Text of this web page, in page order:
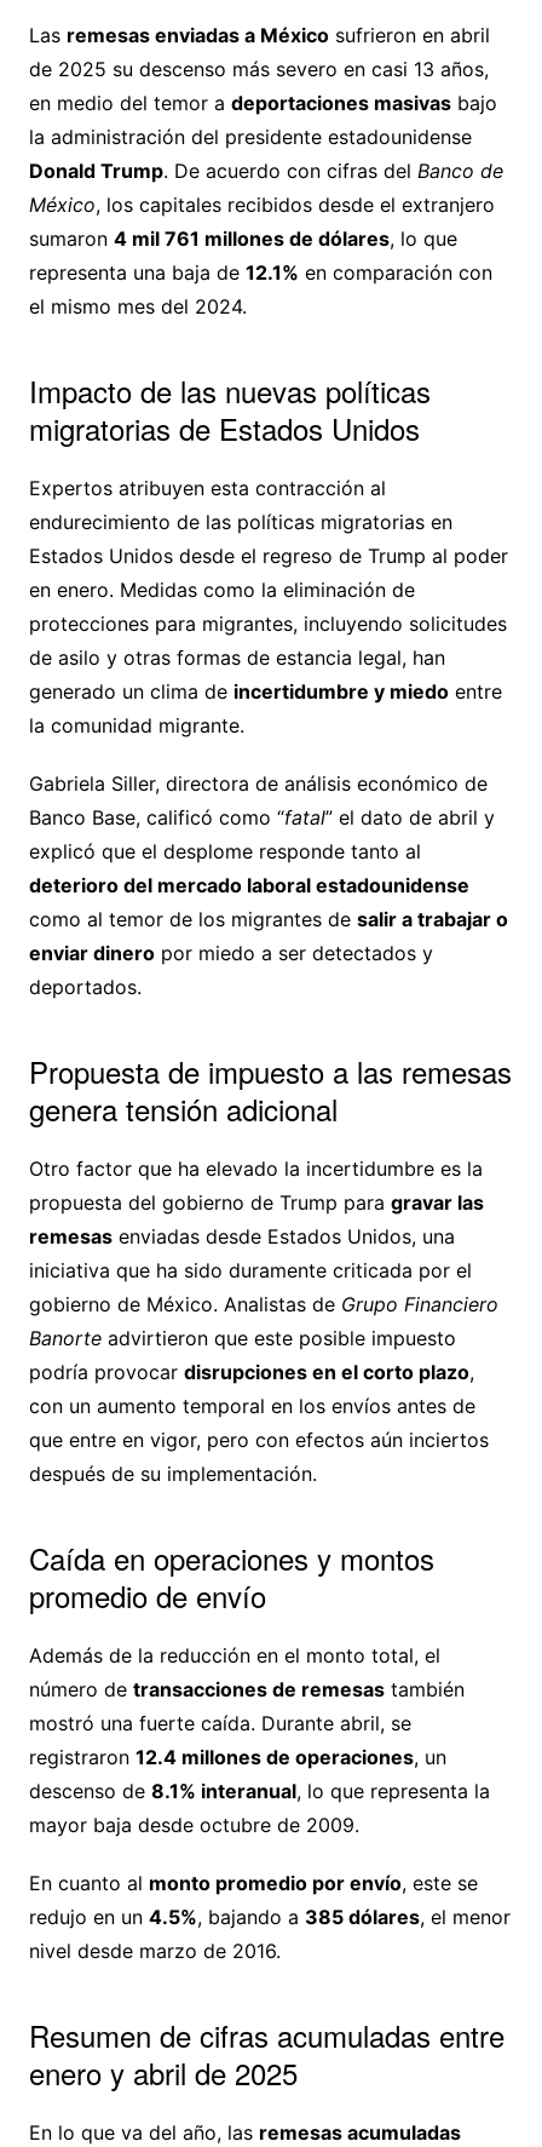
Las remesas enviadas a Méxicosufrieron en abril
de 2025 su descenso más severo en casi 13 años,
en medio del temor a deportaciones masivasbajo
la administración del presidente estadounidense
Donald Trump. De acuerdo con cifras del Banco de
México, los capitales recibidos desde el extranjero
sumaron 4 mil 761 millones de dólares, lo que
representa una baja de 12.1% en comparación con
el mismo mes del 2024.
Impacto de las nuevas políticas
migratorias de Estados Unidos
Expertos atribuyen esta contracción al
endurecimiento de las políticas migratorias en
Estados Unidos desde el regreso de Trump al poder
en enero. Medidas como la eliminación de
protecciones para migrantes, incluyendo solicitudes
de asilo y otras formas de estancia legal, han
generado un clima de incertidumbre y miedoentre
la comunidad migrante.
Gabriela Siller, directora de análisis económico de
Banco Base, calificó como “fatal” el dato de abril y
explicó que el desplome responde tanto al
deterioro del mercado laboral estadounidense
como al temor de los migrantes de salir a trabajar o
enviar dineropor miedo a ser detectados y
deportados.
Propuesta de impuesto a las remesas
genera tensión adicional
Otro factor que ha elevado la incertidumbre es la
propuesta del gobierno de Trump para gravar las
remesasenviadas desde Estados Unidos, una
iniciativa que ha sido duramente criticada por el
gobierno de México. Analistas de Grupo Financiero
Banorteadvirtieron que este posible impuesto
podría provocar disrupciones en el corto plazo,
con un aumento temporal en los envíos antes de
que entre en vigor, pero con efectos aún inciertos
después de su implementación.
Caída en operaciones y montos
promedio de envío
Además de la reducción en el monto total, el
número de transacciones de remesastambién
mostró una fuerte caída. Durante abril, se
registraron 12.4 millones de operaciones, un
descenso de 8.1% interanual, lo que representa la
mayor baja desde octubre de 2009.
En cuanto al monto promedio por envío, este se
redujo en un 4.5%, bajando a 385 dólares, el menor
nivel desde marzo de 2016.
Resumen de cifras acumuladas entre
enero y abril de 2025
En lo que va del año, las remesas acumuladas